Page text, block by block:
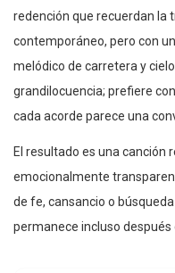
redención que recuerdan la
contemporáneo, pero con
melódico de carretera y
grandilocuencia; prefiere
cada acorde parece una
El resultado es una canción
emocionalmente
de fe, cansancio o
permanece incluso